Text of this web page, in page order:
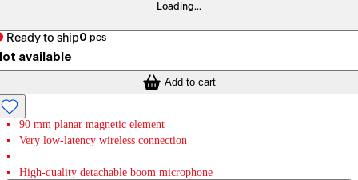
Loading...
Ready to ship0 pcs
available
Add to cart
90 mm planar magnetic element
Very low-latency wireless connection
High-quality detachable boom microphone